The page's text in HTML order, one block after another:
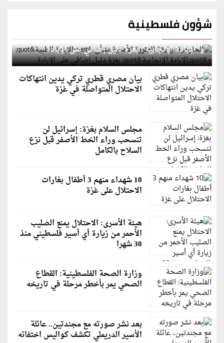
شؤون فلسطينية
الخارجية: وثيقة المقررة الأممية بشأن "الإبادة الطبية"
و"الإبادة الإنجابية" بغزة دليل إضافي على الإبادة
بيان مصري قطري تركي يدين انتهاكات
الاحتلال المتواصلة في غزة
مجلس السلام بغزة: إسرائيل لن
تنسحب وراء الخط الأصفر قبل نزع
السلاح بالكامل
10 شهداء منهم 3 أطفال بغارات
الاحتلال على غزة
هيئة الأسرى: الاحتلال يمنع الصليب
الأحمر من زيارة أي أسير فلسطيني منذ
30 شهرا
وزارة الصحة الفلسطينية: القطاع
الصحي يمر بأخطر مرحلة في تاريخه
بعد نشر صورته مع مجندتين.. عائلة
الأسير الدريملي تكشف كواليس اختفائه